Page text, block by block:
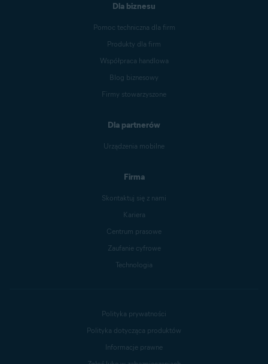
Dla biznesu
Pomoc techniczna dla firm
Produkty dla firm
Współpraca handlowa
Blog biznesowy
Firmy stowarzyszone
Dla partnerów
Urządzenia mobilne
Firma
Skontaktuj się z nami
Kariera
Centrum prasowe
Zaufanie cyfrowe
Technologia
Polityka prywatności
Polityka dotycząca produktów
Informacje prawne